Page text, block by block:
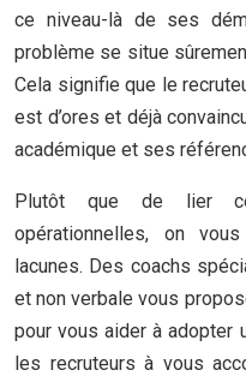
ce niveau-là de ses
problème se situe
Cela signifie que le
est d’ores et déjà
académique et ses
Plutôt que de lier
opérationnelles, on
lacunes. Des coachs
et non verbale vous
pour vous aider à adopter
les recruteurs à vous